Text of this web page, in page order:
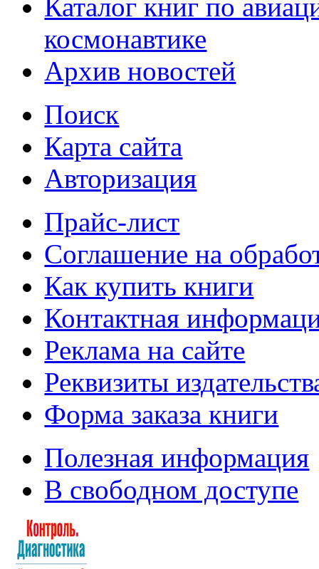
Каталог книг по
космонавтике
Архив новостей
Поиск
Карта сайта
Авторизация
Прайс-лист
Соглашение на
Как купить книги
Контактная
Реклама на сайте
Реквизиты
Форма заказа книги
Полезная информация
В свободном доступе